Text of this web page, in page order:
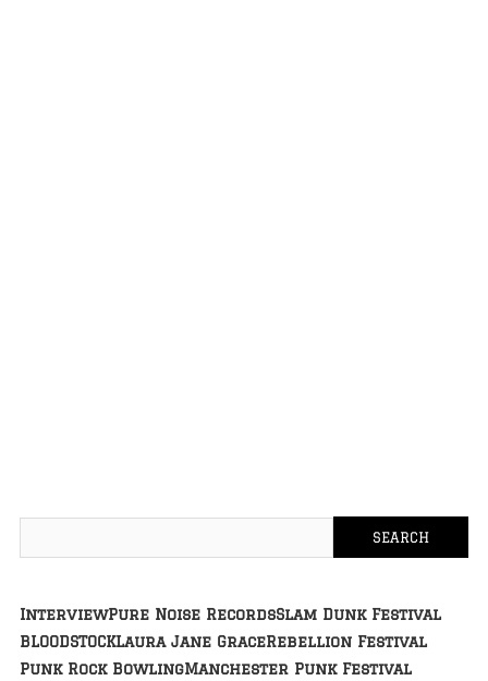
InterviewPure Noise RecordsSlam Dunk Festival
BLOODSTOCKLaura Jane GraceRebellion Festival
Punk Rock BowlingManchester Punk Festival